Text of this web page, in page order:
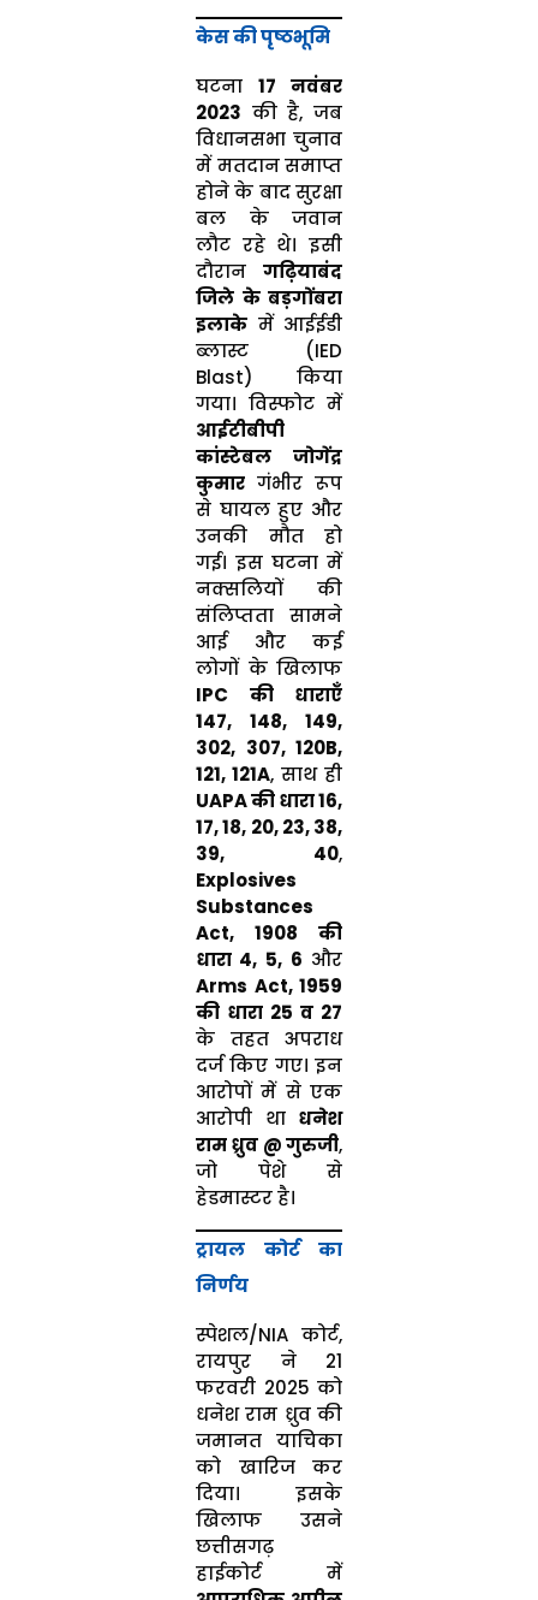
केस की पृष्ठभूमि
घटना17 नवंबर
2023 की है, जब
विधानसभा चुनाव
में मतदान समाप्त
होने के बाद सुरक्षा
बल के जवान
लौट रहे थे। इसी
दौरानगढ़ियाबंद
जिले के बड़गोंबरा
इलाकेमें आईईडी
ब्लास्ट (IED
Blast) किया
गया। विस्फोट में
आईटीबीपी
कांस्टेबल जोगेंद्र
कुमारगंभीर रूप
से घायल हुए और
उनकी मौत हो
गई। इस घटना में
नक्सलियों की
संलिप्तता सामने
आई और कई
लोगों के खिलाफ
IPC की धाराएँ
147, 148, 149,
302, 307, 120B,
121, 121A, साथ ही
UAPA की धारा 16,
17, 18, 20, 23, 38,
39, 40,
Explosives
Substances
Act, 1908 की
धारा 4, 5, 6 और
Arms Act, 1959
की धारा 25 व 27
के तहत अपराध
दर्ज किए गए। इन
आरोपों में से एक
आरोपी था धनेश
राम ध्रुव @ गुरुजी,
जो पेशे से
हेडमास्टर है।
ट्रायल कोर्ट का
निर्णय
स्पेशल/NIA कोर्ट,
रायपुर ने 21
फरवरी 2025 को
धनेश राम ध्रुव की
जमानत याचिका
को खारिज कर
दिया। इसके
खिलाफ उसने
छत्तीसगढ़
हाईकोर्ट में